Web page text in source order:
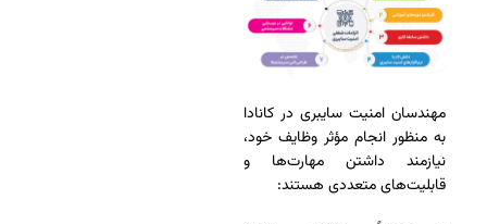
مهندسان امنیت سایبری در کانادا
به منظور انجام مؤثر وظایف خود،
نیازمند داشتن مهارت‌ها و
قابلیت‌های متعددی هستند: